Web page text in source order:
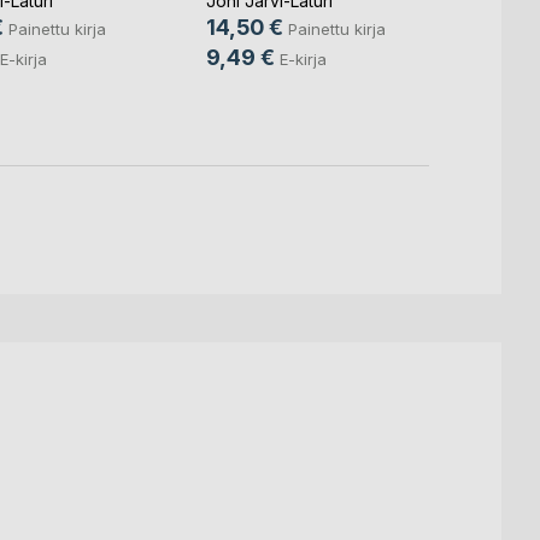
Painettu kirja
E-kirja
14,50 € Painettu kirja
9,49 € E-kirja